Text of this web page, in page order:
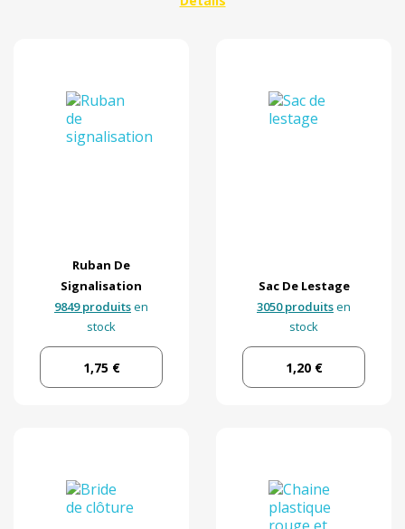
Ruban De
Signalisation
9849 produitsen
stock
1,75 €
Sac De Lestage
3050 produitsen
stock
1,20 €